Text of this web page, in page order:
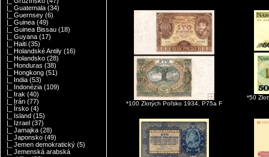
|_ Guatemala (34)
|_ Guernsey (6)
|_ Guinea (49)
|_ Guinea Bissau (18)
|_ Guyana (17)
|_ Haiti (35)
|_ Holandské Antily (16)
|_ Holandsko (28)
|_ Honduras (38)
|_ Hongkong (51)
|_ India (53)
|_ Indonézia (109)
|_ Irak (40)
|_ Irán (77)
|_ Írsko (4)
|_ Island (15)
|_ Izrael (37)
|_ Jamajka (28)
|_ Japonsko (49)
|_ Jemen demokratický (5)
|_ Jemenská arabská
*100 Zlotých Poľsko 1934, P75a F
*50